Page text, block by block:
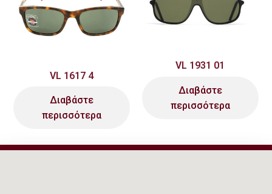
VL 1617 4
Διαβάστε
περισσότερα
VL 1931 01
Διαβάστε
περισσότερα